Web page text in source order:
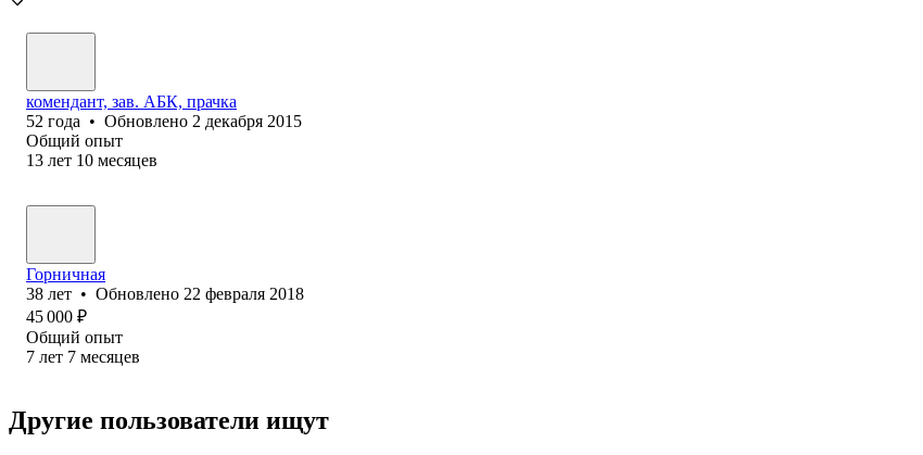
комендант, зав. АБК, прачка
52 года • Обновлено 2 декабря 2015
Общий опыт
13 лет 10 месяцев
Горничная
38 лет • Обновлено 22 февраля 2018
45 000 ₽
Общий опыт
7 лет 7 месяцев
Другие пользователи ищут